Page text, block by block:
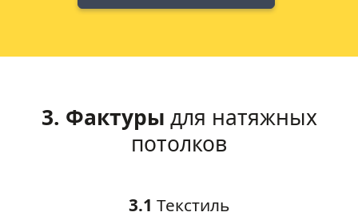
3. Фактуры для натяжных
потолков
3.1 Текстиль